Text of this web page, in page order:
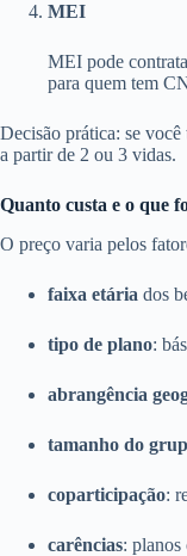
MEI
MEI pode
para quem tem
Decisão prática: se
a partir de 2 ou 3 vidas.
Quanto custa e o que
O preço varia pelos
faixa etária dos
tipo de plano:
abrangência
tamanho do
coparticipação:
carências: planos